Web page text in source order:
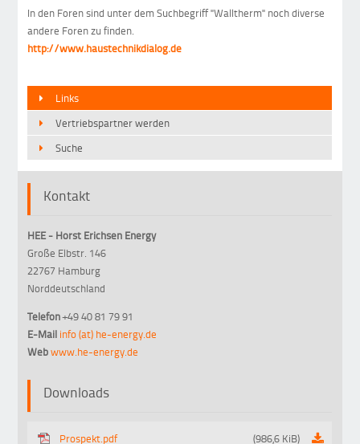
In den Foren sind unter dem Suchbegriff "Walltherm" noch diverse
andere Foren zu finden.
http://www.haustechnikdialog.de
Links
Vertriebspartner werden
Suche
Kontakt
HEE - Horst Erichsen Energy
Große Elbstr. 146
22767 Hamburg
Norddeutschland
Telefon+49 40 81 79 91
E-Mail info (at) he-energy.de
Webwww.he-energy.de
Downloads
Prospekt.pdf (986,6 KiB)